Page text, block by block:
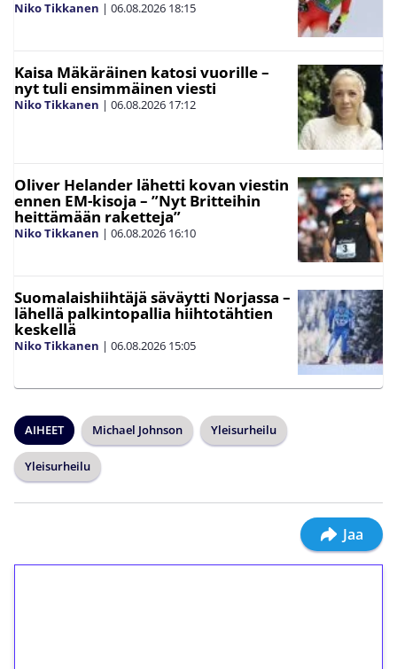
Niko Tikkanen | 06.08.2026 18:15
Kaisa Mäkäräinen katosi vuorille –
nyt tuli ensimmäinen viesti
Niko Tikkanen | 06.08.2026 17:12
Oliver Helander lähetti kovan viestin
ennen EM-kisoja – ”Nyt Britteihin
heittämään raketteja”
Niko Tikkanen | 06.08.2026 16:10
Suomalaishiihtäjä säväytti Norjassa –
lähellä palkintopallia hiihtotähtien
keskellä
Niko Tikkanen | 06.08.2026 15:05
AIHEET Michael Johnson Yleisurheilu
Yleisurheilu
Jaa